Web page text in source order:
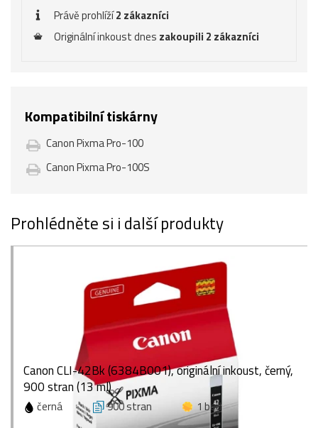
Právě prohlíží2 zákazníci
Originální inkoust dnes zakoupili 2 zákazníci
Kompatibilní tiskárny
Canon Pixma Pro-100
Canon Pixma Pro-100S
Prohlédněte si i další produkty
Canon CLI-42Bk (6384B001), originální inkoust, černý,
900 stran (13 ml)
černá 900 stran
1 bod